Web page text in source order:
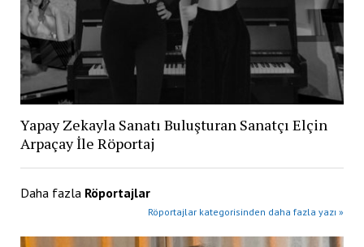
Yapay Zekayla Sanatı Buluşturan Sanatçı Elçin
Arpaçay İle Röportaj
Daha fazla Röportajlar
Röportajlar kategorisinden daha fazla yazı »